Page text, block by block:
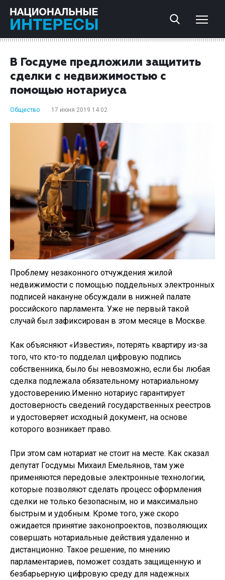
В Госдуме предложили защитить
сделки с недвижимостью с
помощью нотариуса
Общество 17 июня 2019 14:02
Проблему незаконного отчуждения жилой
недвижимости с помощью поддельных электронных
подписей накануне обсуждали в нижней палате
российского парламента. Уже не первый такой
случай был зафиксирован в этом месяце в Москве.
Как объясняют «Известия», потерять квартиру из-за
того, что кто-то подделал цифровую подпись
собственника, было бы невозможно, если бы любая
сделка подлежала обязательному нотариальному
удостоверению.Именно нотариус гарантирует
достоверность сведений государственных реестров
и удостоверяет исходный документ, на основе
которого возникает право.
При этом сам нотариат не стоит на месте. Как сказал
депутат Госдумы Михаил Емельянов, там уже
применяются передовые электронные технологии,
которые позволяют сделать процесс оформления
сделки не только безопасным, но и максимально
быстрым и удобным. Кроме того, уже скоро
ожидается принятие законопроектов, позволяющих
совершать нотариальные действия удаленно и
дистанционно. Такое решение, по мнению
парламентариев, поможет создать защищенную и
безбарьерную цифровую среду для надежных